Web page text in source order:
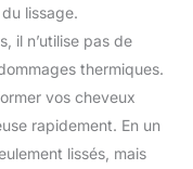
des
efficaces et
du temps.
la zone de
de l'appareil
chaude
lissage.
il n’utilise pas de
thermiques.
vos cheveux
rapidement. En un
lissés, mais